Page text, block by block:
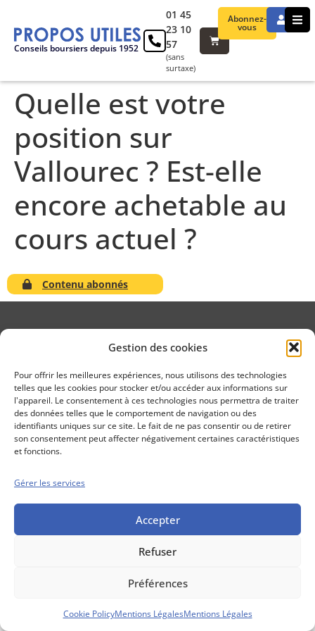
Gestion des cookies
Pour offrir les meilleures expériences, nous utilisons des technologies
telles que les cookies pour stocker et/ou accéder aux informations sur
l'appareil. Le consentement à ces technologies nous permettra de traiter
des données telles que le comportement de navigation ou des
identifiants uniques sur ce site. Le fait de ne pas consentir ou de retirer
son consentement peut affecter négativement certaines caractéristiques
et fonctions.
Gérer les services
Accepter
Refuser
Préférences
Cookie PolicyMentions LégalesMentions Légales
Conseils boursiers depuis 1952
Abonnez-
vous
01 45
23 10
57
(sans
surtaxe)
Quelle est votre
position sur
Vallourec ? Est-elle
encore achetable au
cours actuel ?
Contenu abonnés
Conseils boursiers depuis 1952
Propos Utiles est
une publication
des Editions
Marigny
Mentions Légales
Politique cookie